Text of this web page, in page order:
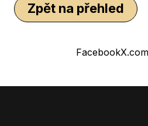
Zpět na přehled
FacebookX.com